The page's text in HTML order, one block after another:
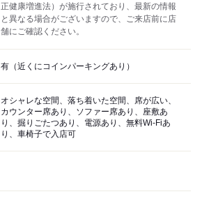
正健康増進法）が施行されており、最新の情報
と異なる場合がございますので、ご来店前に店
舗にご確認ください。
有（近くにコインパーキングあり）
オシャレな空間、落ち着いた空間、席が広い、
カウンター席あり、ソファー席あり、座敷あ
り、掘りごたつあり、電源あり、無料Wi-Fiあ
り、車椅子で入店可